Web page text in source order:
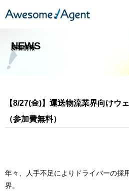
NEWS
新着情報​
【8/27(金)】運送物流業界向けウ
（参加費無料）
年々、人手不足によりドライバーの採
界。